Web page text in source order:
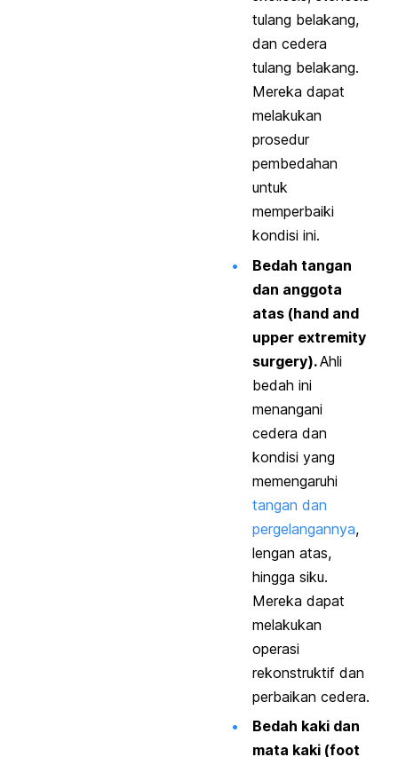
tulang belakang,
dan cedera
tulang belakang.
Mereka dapat
melakukan
prosedur
pembedahan
untuk
memperbaiki
kondisi ini.
Bedah tangan
dan anggota
atas (hand and
upper extremity
surgery).Ahli
bedah ini
menangani
cedera dan
kondisi yang
memengaruhi
tangan dan
pergelangannya,
lengan atas,
hingga siku.
Mereka dapat
melakukan
operasi
rekonstruktif dan
perbaikan cedera.
Bedah kaki dan
mata kaki (foot